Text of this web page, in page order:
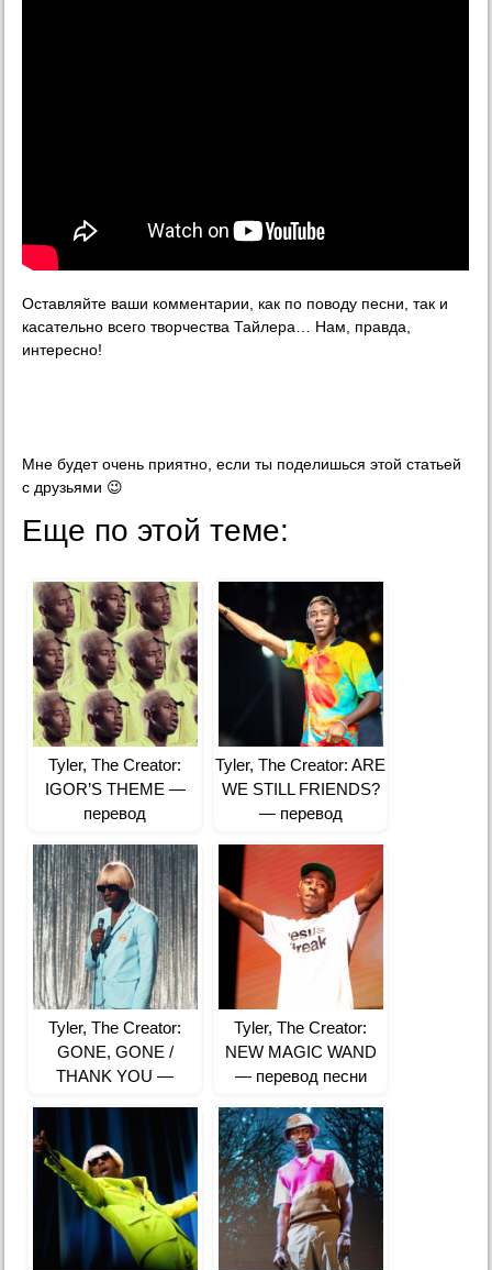
Оставляйте ваши комментарии, как по поводу песни, так и
касательно всего творчества Тайлера… Нам, правда,
интересно!
Мне будет очень приятно, если ты поделишься этой статьей
с друзьями 😉
Еще по этой теме:
Tyler, The Creator:
IGOR’S THEME —
перевод
Tyler, The Creator: ARE
WE STILL FRIENDS?
— перевод
Tyler, The Creator:
GONE, GONE /
THANK YOU —
Tyler, The Creator:
NEW MAGIC WAND
— перевод песни